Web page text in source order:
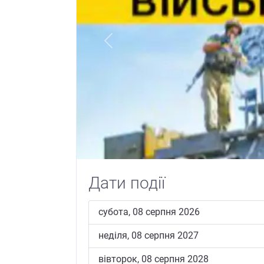
Previous
Дати події
субота, 08 серпня 2026
неділя, 08 серпня 2027
вівторок, 08 серпня 2028